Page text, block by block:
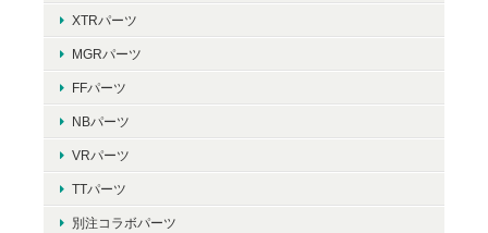
XTRパーツ
MGRパーツ
FFパーツ
NBパーツ
VRパーツ
TTパーツ
別注コラボパーツ